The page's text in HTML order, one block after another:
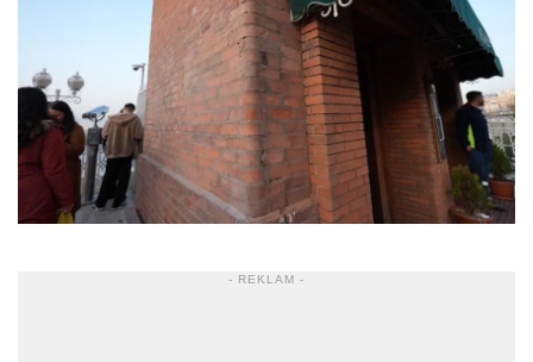
- REKLAM -